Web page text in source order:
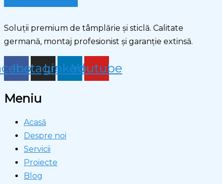
Soluții premium de tâmplărie și sticlă. Calitate
germană, montaj profesionist și garanție extinsă.
Instagram
LinkedinYoutube
Meniu
Acasă
Despre noi
Servicii
Proiecte
Blog